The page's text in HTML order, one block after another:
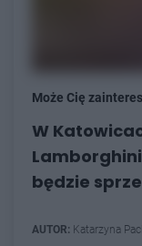
Może Cię
W
będzie
AUTOR: Katarzyna